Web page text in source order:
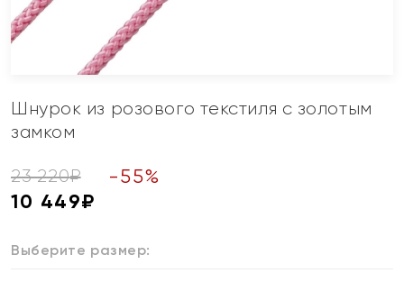
Шнурок из розового текстиля с золотым
замком
23 220₽ -55%
10 449₽
Выберите размер: